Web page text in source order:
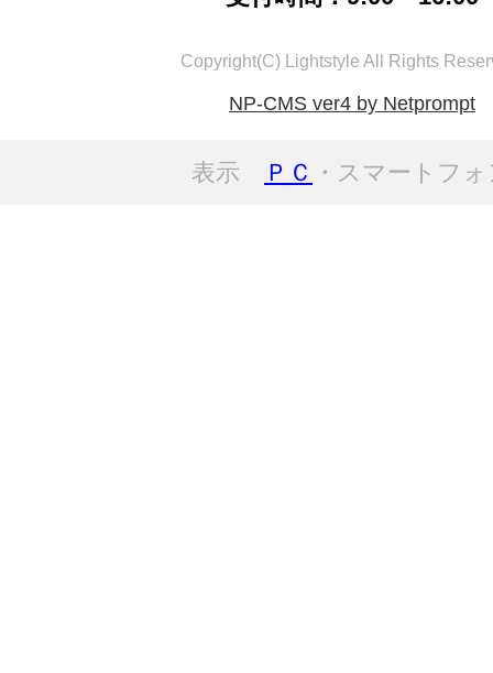
Copyright(C) Lightstyle All Rights
NP-CMS ver4 by Netprompt
表示 ＰＣ ・スマートフ